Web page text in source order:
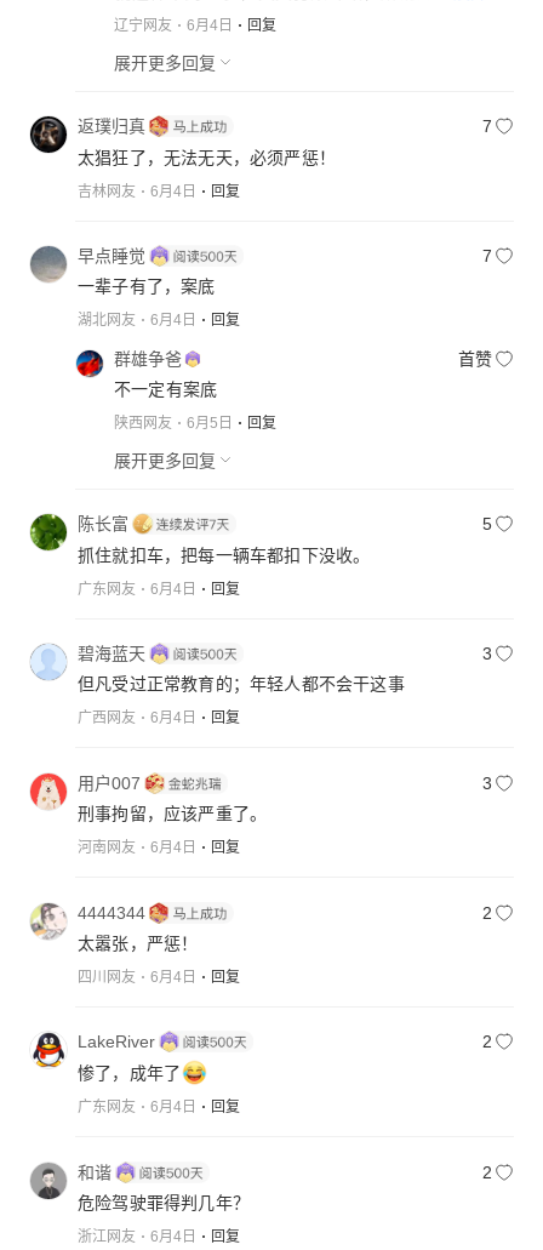
还真没办法，不犯大事，小事治安拘留不在乎，
少人会犯，闯卡不追，然后利用监控全国抓他
追，闯过去不找，二流子根本不怕
辽宁网友 6月4日 回复
展开更多回复
返璞归真
7
太猖狂了，无法无天，必须严惩！
吉林网友 6月4日 回复
早点睡觉
7
一辈子有了，案底
湖北网友 6月4日 回复
群雄争爸
首赞
不一定有案底
陕西网友 6月5日 回复
展开更多回复
陈长富
5
抓住就扣车，把每一辆车都扣下没收。
广东网友 6月4日 回复
碧海蓝天
3
但凡受过正常教育的；年轻人都不会干这事
广西网友 6月4日 回复
用户007
3
刑事拘留，应该严重了。
河南网友 6月4日 回复
4444344
2
太嚣张，严惩！
四川网友 6月4日 回复
LakeRiver
2
惨了，成年了
广东网友 6月4日 回复
和谐
2
危险驾驶罪得判几年？
浙江网友 6月4日 回复